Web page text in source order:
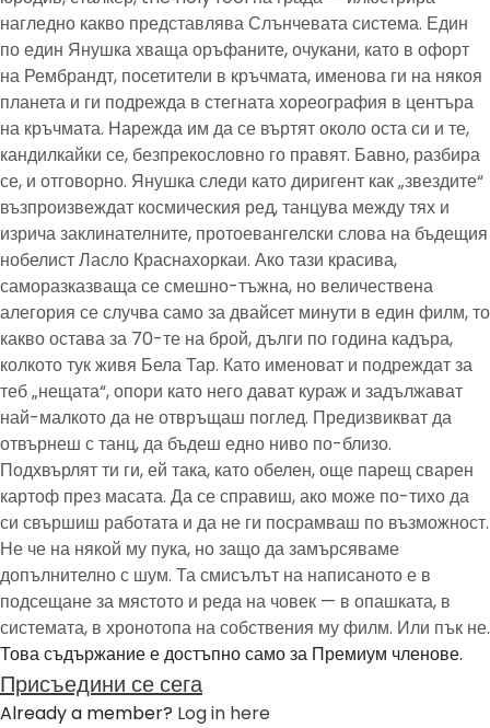
нагледно какво представлява Слънчевата система. Един
по един Янушка хваща оръфаните, очукани, като в офорт
на Рембрандт, посетители в кръчмата, именова ги на някоя
планета и ги подрежда в стегната хореография в центъра
на кръчмата. Нарежда им да се въртят около оста си и те,
кандилкайки се, безпрекословно го правят. Бавно, разбира
се, и отговорно. Янушка следи като диригент как „звездите“
възпроизвеждат космическия ред, танцува между тях и
изрича заклинателните, протоевангелски слова на бъдещия
нобелист Ласло Краснахоркаи. Ако тази красива,
саморазказваща се смешно-тъжна, но величествена
алегория се случва само за двайсет минути в един филм, то
какво остава за 70-те на брой, дълги по година кадъра,
колкото тук живя Бела Тар. Като именоват и подреждат за
теб „нещата“, опори като него дават кураж и задължават
най-малкото да не отвръщаш поглед. Предизвикват да
отвърнеш с танц, да бъдеш едно ниво по-близо.
Подхвърлят ти ги, ей така, като обелен, още парещ сварен
картоф през масата. Да се справиш, ако може по-тихо да
си свършиш работата и да не ги посрамваш по възможност.
Не че на някой му пука, но защо да замърсяваме
допълнително с шум. Та смисълът на написаното е в
подсещане за мястото и реда на човек — в опашката, в
системата, в хронотопа на собствения му филм. Или пък не.
Това съдържание е достъпно само за Премиум членове.
Присъедини се сега
Already a member? Log in here